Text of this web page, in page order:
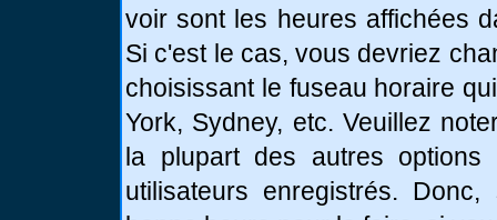
voir sont les heures affichées
Si c'est le cas, vous devriez
choisissant le fuseau horaire
York, Sydney, etc. Veuillez
la plupart des autres
utilisateurs enregistrés.